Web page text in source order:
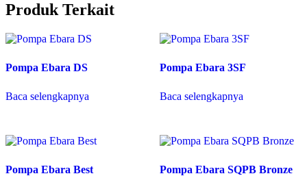
Produk Terkait
Pompa Ebara DS
Baca selengkapnya
Pompa Ebara 3SF
Baca selengkapnya
Pompa Ebara Best Pompa Ebara SQPB Bronze